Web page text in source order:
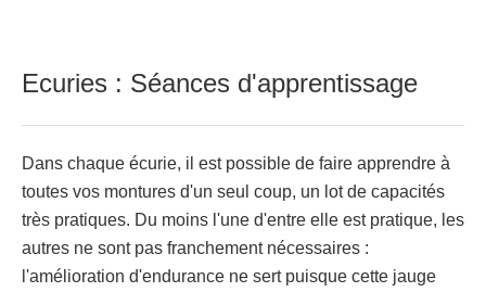
Ecuries : Séances d'apprentissage
Dans chaque écurie, il est possible de faire apprendre à
toutes vos montures d'un seul coup, un lot de capacités
très pratiques. Du moins l'une d'entre elle est pratique, les
autres ne sont pas franchement nécessaires :
l'amélioration d'endurance ne sert puisque cette jauge